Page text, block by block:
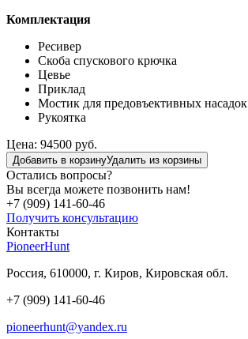
Комплектация
Ресивер
Скоба спускового крючка
Цевье
Приклад
Мостик для предовъективных насадок
Рукоятка
Цена: 94500 руб.
Добавить в корзинуУдалить из корзины
Остались вопросы?
Вы всегда можете позвонить нам!
+7 (909) 141-60-46
Получить консультацию
Контакты
PioneerHunt
Россия, 610000, г. Киров, Кировская обл.
+7 (909) 141-60-46
pioneerhunt@yandex.ru